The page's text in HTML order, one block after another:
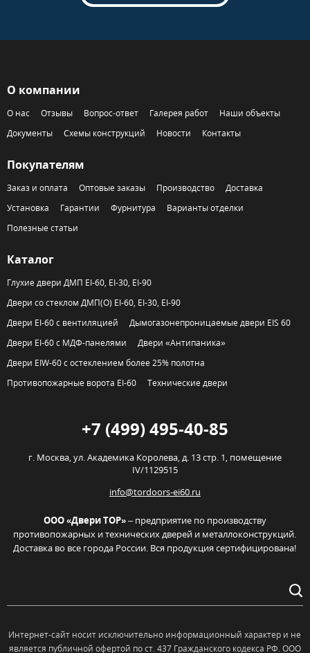
О компании
О нас Отзывы Вопрос-ответ Галерея работ
Наши объекты
Документы
Схемы конструкций Новости Контакты
Покупателям
Заказ и оплата Оптовые заказы Производство
Доставка
Установка
Гарантии Фурнитура
Варианты отделки
Полезные статьи
Каталог
Глухие двери ДМП EI-60, EI-30, EI-90
Двери со стеклом ДМП(О) EI-60, EI-30, EI-90
Двери EI-60 с вентиляцией
Дымогазонепроницаемые двери EIS 60
Двери EI-60 с МДФ-панелями
Двери «Антипаника»
Двери EIW-60 с остеклением более 25% полотна
Противопожарные ворота EI-60
Технические двери
+7 (499) 495-40-85
г. Москва,ул. Академика Королева, д. 13 стр. 1, помещение
IV/1129515
info@tordoors-ei60.ru
ООО «Двери ТОР»– предприятие по производству
противопожарных и технических дверей и металлоконструкций.
Доставка во все города России. Вся продукция сертифицирована!
Интернет-сайт носит исключительно информационный характер и не
является публичной офертой по ст. 437 Гражданского кодекса РФ. OOO